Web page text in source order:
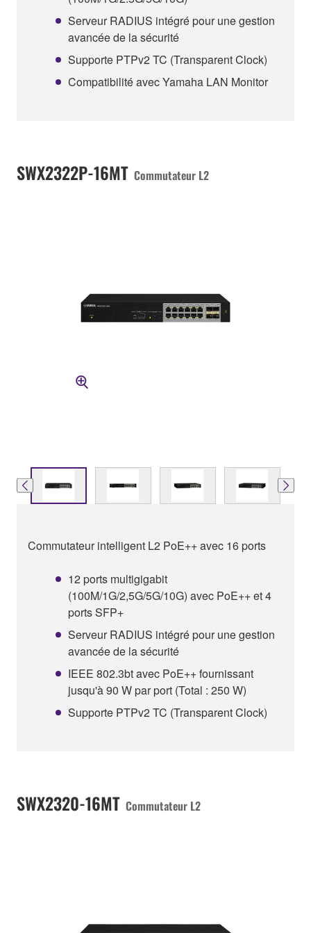
Serveur RADIUS intégré pour une gestion
avancée de la sécurité
Supporte PTPv2 TC (Transparent Clock)
Compatibilité avec Yamaha LAN Monitor
SWX2322P-16MT Commutateur L2
Commutateur intelligent L2 PoE++ avec 16 ports
12 ports multigigabit
(100M/1G/2,5G/5G/10G) avec PoE++ et 4
ports SFP+
Serveur RADIUS intégré pour une gestion
avancée de la sécurité
IEEE 802.3bt avec PoE++ fournissant
jusqu'à 90 W par port (Total : 250 W)
Supporte PTPv2 TC (Transparent Clock)
SWX2320-16MT Commutateur L2